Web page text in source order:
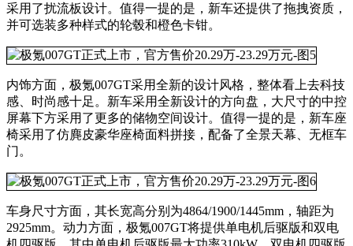
采用了扰流板设计。值得一提的是，新车还提供了拖拽资质，
并可选装多种样式的轮毂和橙色卡钳。
内饰方面，极氪007GT采用全新的设计风格，整体看上去科技
感、时尚感十足。新车采用全新设计的方向盘，大尺寸的中控
屏幕下方采用了更多的储物空间设计。值得一提的是，新车座
椅采用了仿麂皮豪华座椅面料拼接，配备了全景天幕、无框车
门。
车身尺寸方面，其长宽高分别为4864/1900/1445mm，轴距为
2925mm。动力方面，极氪007GT将提供单电机后驱版和双电